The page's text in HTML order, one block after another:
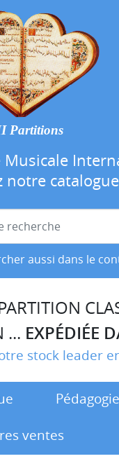
Partitions
Musicale
notre
aussi dans le
... EXPÉDIÉE
stock leader
Pédagogie
ventes